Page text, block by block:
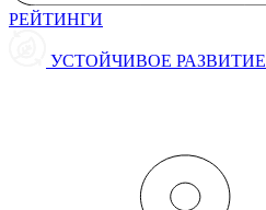
РЕЙТИНГИ
УСТОЙЧИВОЕ РАЗВИТИЕ